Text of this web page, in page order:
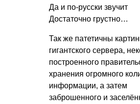
Да и по-русски звучит
Достаточно грустно…
Так же патетичны
гигантского сервера,
построенного
хранения огромного
информации, а затем
заброшенного и